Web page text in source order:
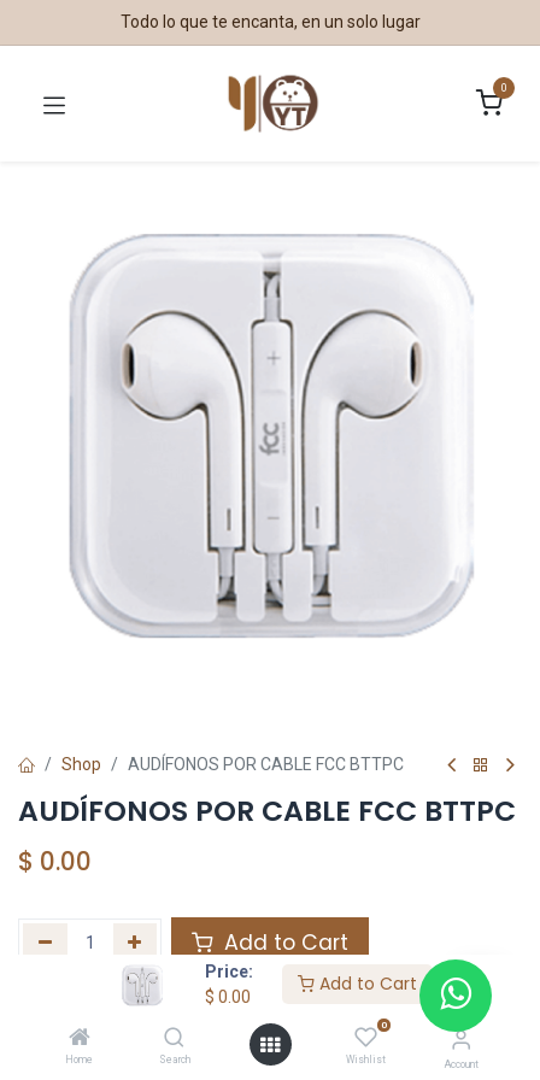
Price:
$ 0.00
Add to Cart
Home Search
0
Wishlist Account
Todo lo que te encanta, en un solo lugar
0
Shop AUDÍFONOS POR CABLE FCC BTTPC
AUDÍFONOS POR CABLE FCC BTTPC
$ 0.00
Add to Cart
Agregar a la lista de deseos
Share :